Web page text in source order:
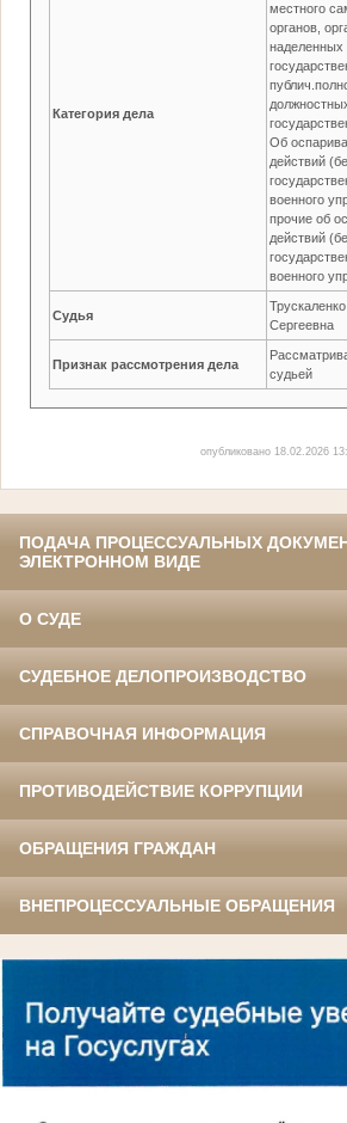
Категория дела
местного
органов,
Об
действий
военного
прочие об
действий
военного
Судья
Сергеевна
Признак рассмотрения дела
судьей
опубликовано 18.02.2026
ПОДАЧА ПРОЦЕССУАЛЬНЫХ
ЭЛЕКТРОННОМ ВИДЕ
О СУДЕ
СУДЕБНОЕ ДЕЛОПРОИЗВОДСТВО
СПРАВОЧНАЯ ИНФОРМАЦИЯ
ПРОТИВОДЕЙСТВИЕ КОРРУПЦИИ
ОБРАЩЕНИЯ ГРАЖДАН
ВНЕПРОЦЕССУАЛЬНЫЕ ОБРАЩЕНИЯ